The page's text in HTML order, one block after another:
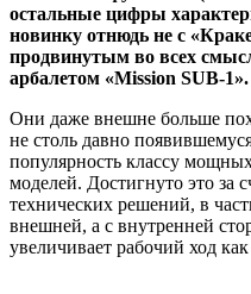
остальные цифры
новинку отнюдь не с
продвинутым во всех
арбалетом «Mission SUB-1».
Они даже внешне больше
не столь давно
популярность классу
моделей. Достигнуто это за
технических решений, в
внешней, а с внутренней
увеличивает рабочий ход